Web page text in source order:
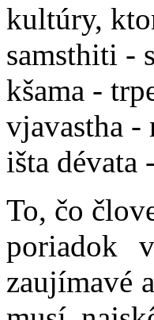
kultúry,
samsthiti -
kšama -
vjavastha -
išta dévata
To, čo
poriadok
zaujímavé